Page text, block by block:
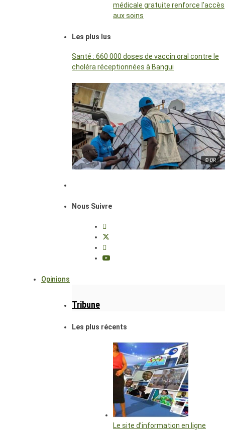
médicale gratuite renforce l’accès
aux soins
Les plus lus
Santé : 660 000 doses de vaccin oral contre le
choléra réceptionnées à Bangui
© DR
Nous Suivre
Opinions
Tribune
Les plus récents
Le site d’information en ligne